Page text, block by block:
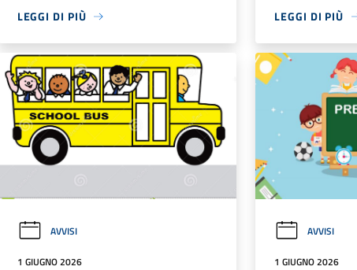
LEGGI DI PIÙ LEGGI DI PIÙ
AVVISI
1 GIUGNO 2026
AVVISI
1 GIUGNO 2026